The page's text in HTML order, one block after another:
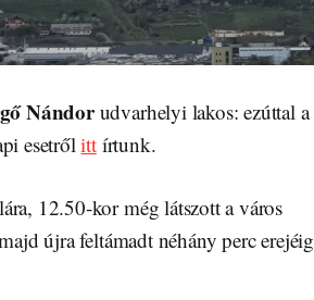
Nándorudvarhelyi lakos: ezúttal a
esetrőlittírtunk.
12.50-kor még látszott a város
újra feltámadt néhány perc erejéig